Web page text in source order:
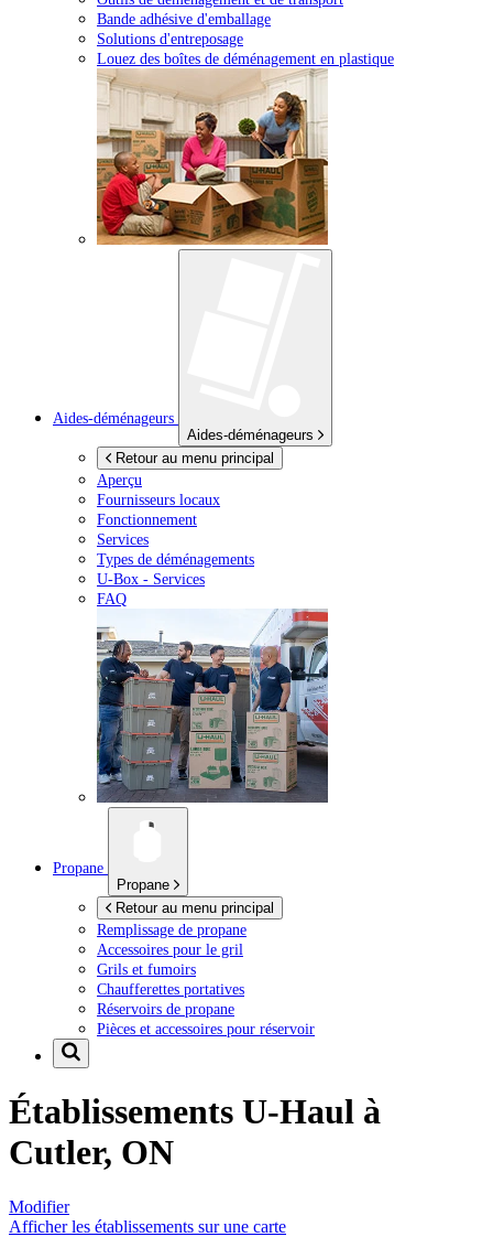
Bande adhésive d'emballage
Solutions d'entreposage
Louez des boîtes de déménagement en plastique
Aides-déménageurs
Aides-déménageurs
Retour au menu principal
Aperçu
Fournisseurs locaux
Fonctionnement
Services
Types de déménagements
U-Box - Services
FAQ
Propane
Propane
Retour au menu principal
Remplissage de propane
Accessoires pour le gril
Grils et fumoirs
Chaufferettes portatives
Réservoirs de propane
Pièces et accessoires pour réservoir
Établissements U-Haul à
Cutler, ON
Modifier
Afficher les établissements sur une carte